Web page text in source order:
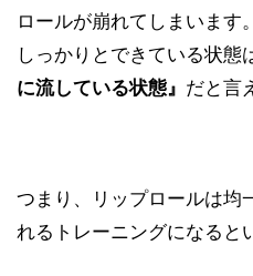
ロールが崩れてしまいます
しっかりとできている状態
に流している状態』 だと言
つまり、リップロールは均
れるトレーニングになると